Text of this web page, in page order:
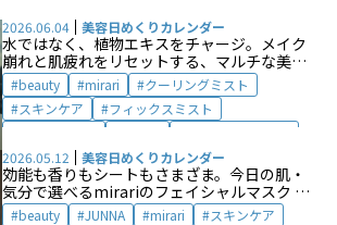
2026.06.04 美容日めくりカレンダー
水ではなく、植物エキスをチャージ。メイク
崩れと肌疲れをリセットする、マルチな美容
ミスト by 陶山恵実 【夏の肌づくり】
beauty mirari
クーリングミスト
スキンケア
フィックスミスト
化粧下地
化粧水
夏の肌づくり
肌づくり
2026.05.12 美容日めくりカレンダー
効能も香りもシートもさまざま。今日の肌・
気分で選べるmirariのフェイシャルマスク by
JUNNA 【旅の必需品】
beauty JUNNA mirari
スキンケア